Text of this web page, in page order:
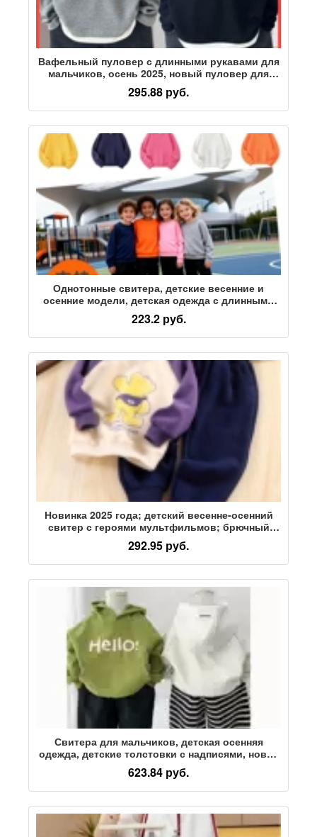
Вафельный пуловер с длинными рукавами для
мальчиков, осень 2025, новый пуловер для
маленьких мальчиков, хлопковый свитер,
красивая поддельная футболка из двух частей,
тренд
295.88 руб.
Однотонные свитера, детские весенние и
осенние модели, детская одежда с длинными
рукавами, однотонные рубашки,
производители одежды для детского сада,
логотип с точечным принтом
223.2 руб.
Новинка 2025 года; детский весенне-осенний
свитер с героями мультфильмов; брючный
костюм-двойка в западном стиле для
мальчиков и девочек; модная детская одежда
для детей среднего возраста
292.95 руб.
Свитера для мальчиков, детская осенняя
одежда, детские толстовки с надписями, новая
корейская версия весенних и осенних топов
для детей среднего возраста
623.84 руб.